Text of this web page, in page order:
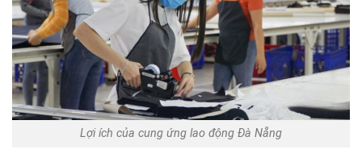
Lợi ích của cung ứng lao động Đà Nẵng